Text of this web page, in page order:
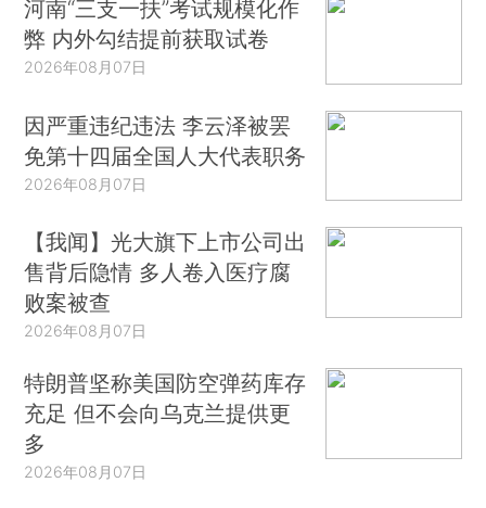
河南“三支一扶”考试规模化作
弊 内外勾结提前获取试卷
2026年08月07日
因严重违纪违法 李云泽被罢
免第十四届全国人大代表职务
2026年08月07日
【我闻】光大旗下上市公司出
售背后隐情 多人卷入医疗腐
败案被查
2026年08月07日
特朗普坚称美国防空弹药库存
充足 但不会向乌克兰提供更
多
2026年08月07日